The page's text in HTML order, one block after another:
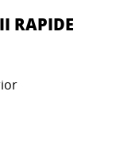
RAPIDE